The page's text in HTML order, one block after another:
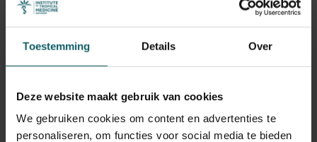
Toestemming Details Over
Deze website maakt gebruik van cookies
We gebruiken cookies om content en advertenties te
personaliseren, om functies voor social media te bieden
inclusiever en toegankelijker maken," besluit Scheerder.
"Door drempels te verlagen, verminderen we niet alleen
het aantal nieuwe hiv-diagnoses, maar ook ongelijkheid
(1)